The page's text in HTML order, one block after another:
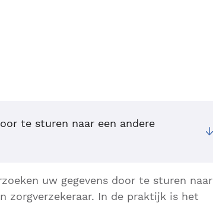
te sturen naar een andere
uw gegevens door te sturen naar
zorgverzekeraar. In de praktijk is het